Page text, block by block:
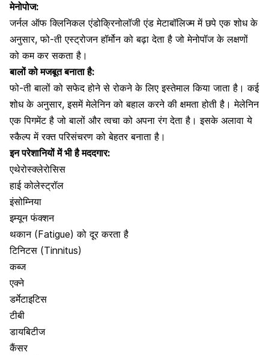
मेनोपोज:
जर्नल ऑफ क्लिनिकल एंडोक्रिनोलॉजी एंड मेटाबॉलिज्म में छपे एक शोध के
अनुसार, फो-ती एस्ट्रोजन हॉर्मोन को बढ़ा देता है जोमेनोपॉज के लक्षणों
को कम कर सकता है।
बालों को मजबूत बनाता है:
फो-तीबालों को सफेदहोने से रोकने के लिए इस्तेमाल किया जाता है। कई
शोध के अनुसार, इसमें मेलेनिन को बहाल करने की क्षमता होती है। मेलेनिन
एक पिगमेंट है जो बालों और त्वचा को अपना रंग देता है। इसके अलावा ये
स्कैल्प में रक्त परिसंचरण को बेहतर बनाता है।
इन परेशानियों में भी है मददगार:
एथेरोस्क्लेरोसिस
हाई कोलेस्ट्रॉल
इंसोम्निया
इम्यून फंक्शन
थकान (Fatigue) को दूर करता है
टिनिटस (Tinnitus)
कब्ज
एक्ने
डर्मेटाइटिस
टीबी
डायबिटीज
कैंसर